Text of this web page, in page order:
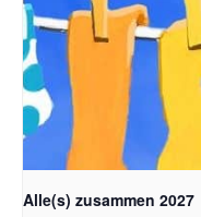
Alle(s) zusammen 2027